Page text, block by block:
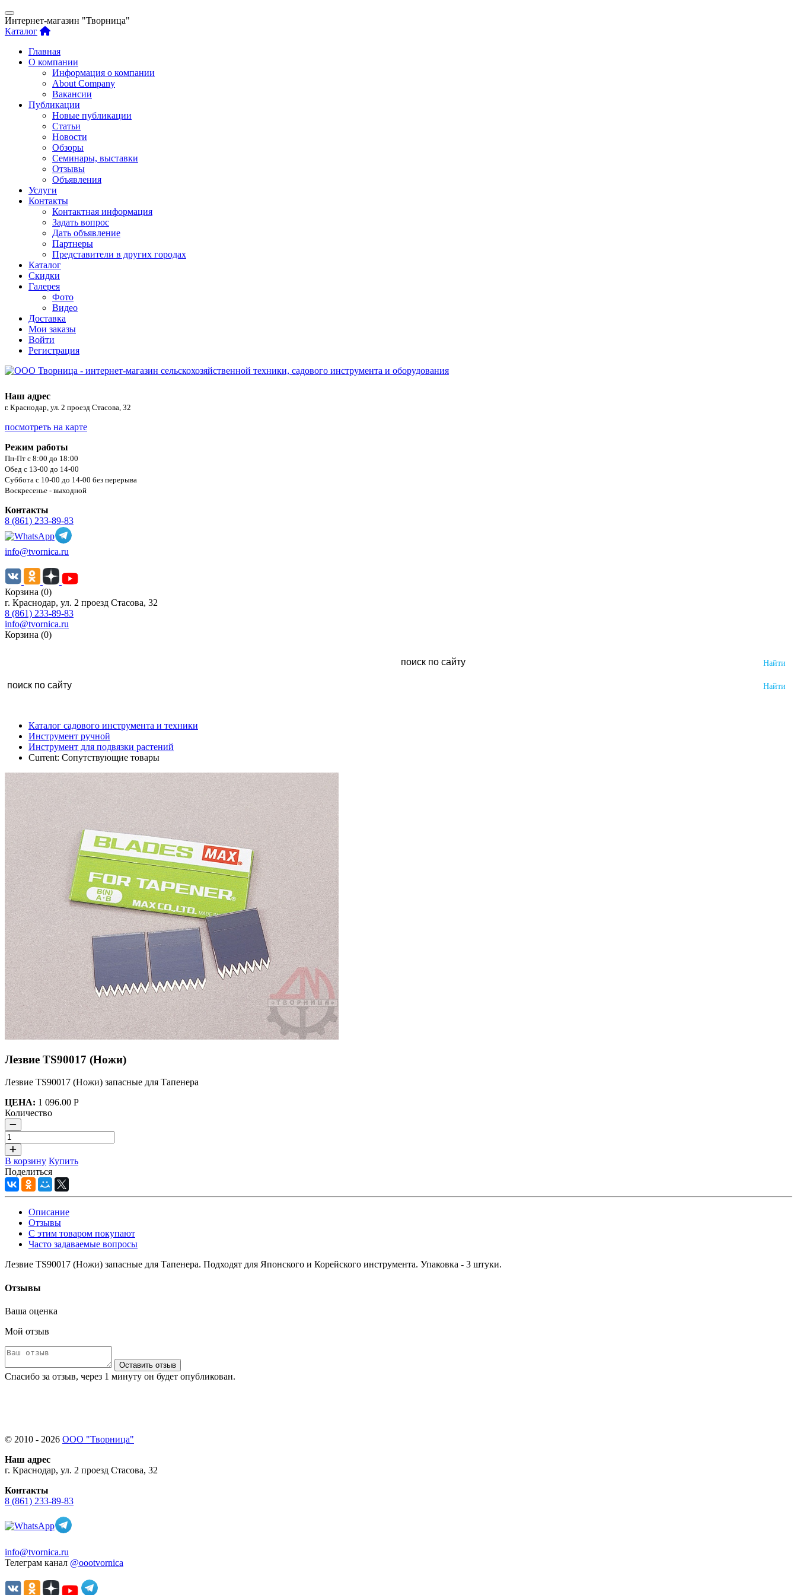
Интернет-магазин "Творница"
Каталог
Главная
О компании
Информация о компании
About Company
Вакансии
Публикации
Новые публикации
Статьи
Новости
Обзоры
Семинары, выставки
Отзывы
Объявления
Услуги
Контакты
Контактная информация
Задать вопрос
Дать объявление
Партнеры
Представители в других городах
Каталог
Скидки
Галерея
Фото
Видео
Доставка
Мои заказы
Войти
Регистрация
Наш адрес
г. Краснодар, ул. 2 проезд Стасова, 32
посмотреть на карте
Режим работы
Пн-Пт с 8:00 до 18:00
Обед с 13-00 до 14-00
Суббота с 10-00 до 14-00 без перерыва
Воскресенье - выходной
Контакты
8 (861) 233-89-83
info@tvornica.ru
Корзина (0)
г. Краснодар, ул. 2 проезд Стасова, 32
8 (861) 233-89-83
info@tvornica.ru
Корзина (0)
Каталог садового инструмента и техники
Инструмент ручной
Инструмент для подвязки растений
Current: Сопутствующие товары
Лезвие TS90017 (Ножи)
Лезвие TS90017 (Ножи) запасные для Тапенера
ЦЕНА: 1 096.00 Р
Количество
В корзину Купить
Поделиться
Описание
Отзывы
С этим товаром покупают
Часто задаваемые вопросы
Лезвие TS90017 (Ножи) запасные для Тапенера. Подходят для Японского и Корейского инструмента. Упаковка - 3 штуки.
Отзывы
Ваша оценка
Мой отзыв
Оставить отзыв
Спасибо за отзыв, через 1 минуту он будет опубликован.
© 2010 - 2026 ООО "Творница"
Наш адрес
г. Краснодар, ул. 2 проезд Стасова, 32
Контакты
8 (861) 233-89-83
info@tvornica.ru
Телеграм канал @oootvornica